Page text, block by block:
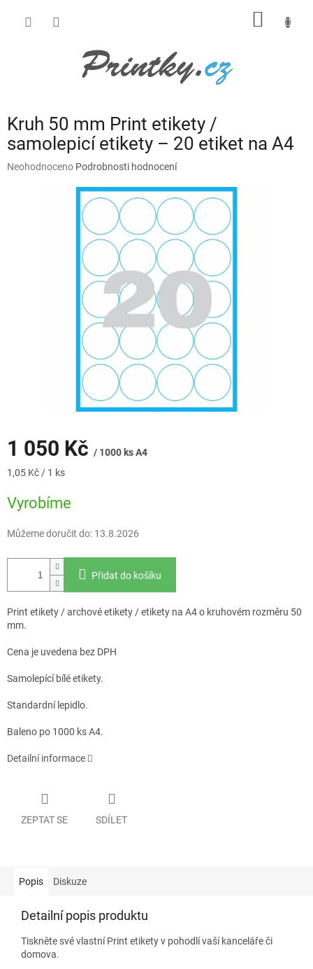
Kruh 50 mm Print etikety /
samolepicí etikety – 20 etiket na A4
Průměrné
Neohodnoceno Podrobnosti hodnocení
1 050 Kč / 1000 ks A4
Měrná
1,05 Kč / 1 ks
Vyrobíme
Můžeme doručit do: 13.8.2026
Přidat do košíku
Print etikety / archové etikety / etikety na A4 o kruhovém rozměru 50
mm.
Cena je uvedena bez DPH
Samolepící bílé etikety.
Standardní lepidlo.
Baleno po 1000 ks A4.
Detailní informace
ZEPTAT SE SDÍLET
Popis Diskuze
Detailní popis produktu
Tiskněte své vlastní Print etikety v pohodlí vaší kanceláře či
domova.